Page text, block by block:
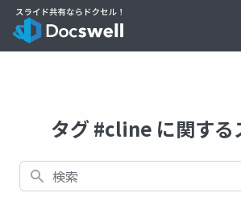
タグ #cline に関する
検索